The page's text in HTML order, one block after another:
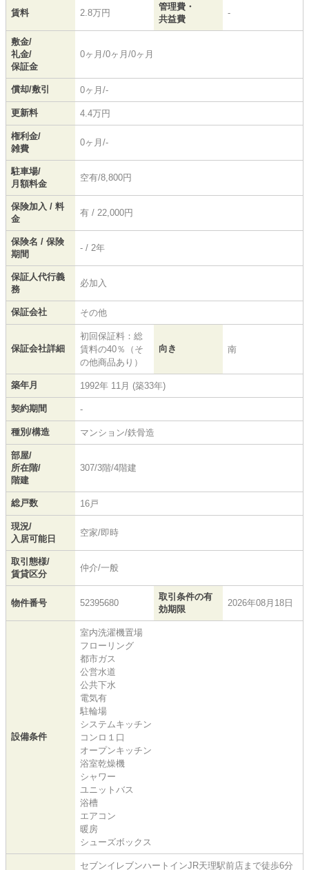
賃料 2.8万円
管理費・
共益費
-
敷金/
礼金/
保証金
0ヶ月/0ヶ月/0ヶ月
償却/敷引 0ヶ月/-
更新料 4.4万円
権利金/
雑費
0ヶ月/-
駐車場/
月額料金
空有/8,800円
保険加入 / 料
金
有 / 22,000円
保険名 / 保険
期間
- / 2年
保証人代行義
務
必加入
保証会社 その他
保証会社詳細
初回保証料：総
賃料の40％（そ
の他商品あり）
向き 南
築年月 1992年 11月 (築33年)
契約期間 -
種別/構造 マンション/鉄骨造
部屋/
所在階/
階建
307/3階/4階建
総戸数 16戸
現況/
入居可能日
空家/即時
取引態様/
賃貸区分
仲介/一般
物件番号 52395680
取引条件の有
効期限
2026年08月18日
設備条件
室内洗濯機置場
フローリング
都市ガス
公営水道
公共下水
電気有
駐輪場
システムキッチン
コンロ１口
オープンキッチン
浴室乾燥機
シャワー
ユニットバス
浴槽
エアコン
暖房
シューズボックス
セブンイレブンハートインJR天理駅前店まで徒歩6分